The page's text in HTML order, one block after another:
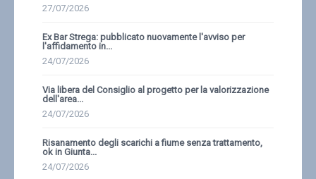
27/07/2026
Ex Bar Strega: pubblicato nuovamente l'avviso per
l'affidamento in...
24/07/2026
Via libera del Consiglio al progetto per la valorizzazione
dell'area...
24/07/2026
Risanamento degli scarichi a fiume senza trattamento,
ok in Giunta...
24/07/2026